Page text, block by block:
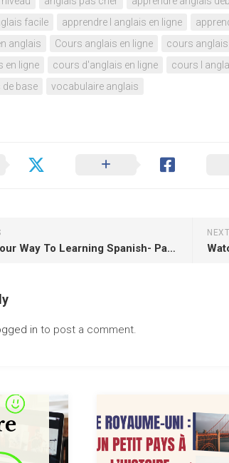
facile
apprendre l anglais en ligne
anglais
Cours anglais en ligne cours
en ligne
cours d'anglais en ligne cours l
base
vocabulaire anglais
NEXT
Watch Your Way To Learning Spanish- Part 10!
in to post a comment.